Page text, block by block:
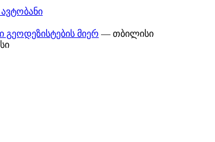
გეოდეზისტების მიერ — თბილისი